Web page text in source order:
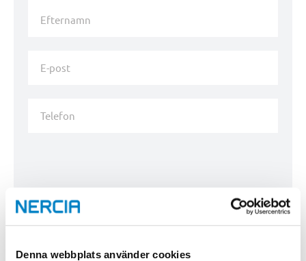
Denna webbplats använder cookies
post *